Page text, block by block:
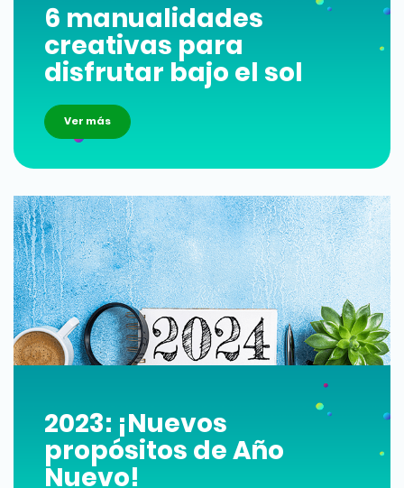
6 manualidades
creativas para
disfrutar bajo el sol
Ver más
2023: ¡Nuevos
propósitos de Año
Nuevo!